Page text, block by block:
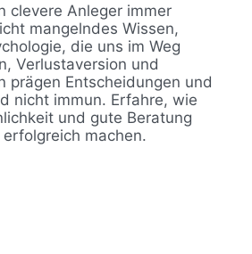
clevere Anleger immer
mangelndes Wissen,
die uns im Weg
Verlustaversion und
prägen Entscheidungen und
nicht immun. Erfahre, wie
und gute Beratung
machen.